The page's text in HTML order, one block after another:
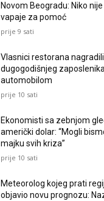
Novom Beogradu: Niko
vapaje za pomoć
prije 9 sati
Vlasnici restorana nagradili
dugogodišnjeg zaposlenika
automobilom
prije 10 sati
Ekonomisti sa zebnjom
američki dolar: “Mogli
majku svih kriza”
prije 10 sati
Meteorolog kojeg prati
objavio novu prognozu: